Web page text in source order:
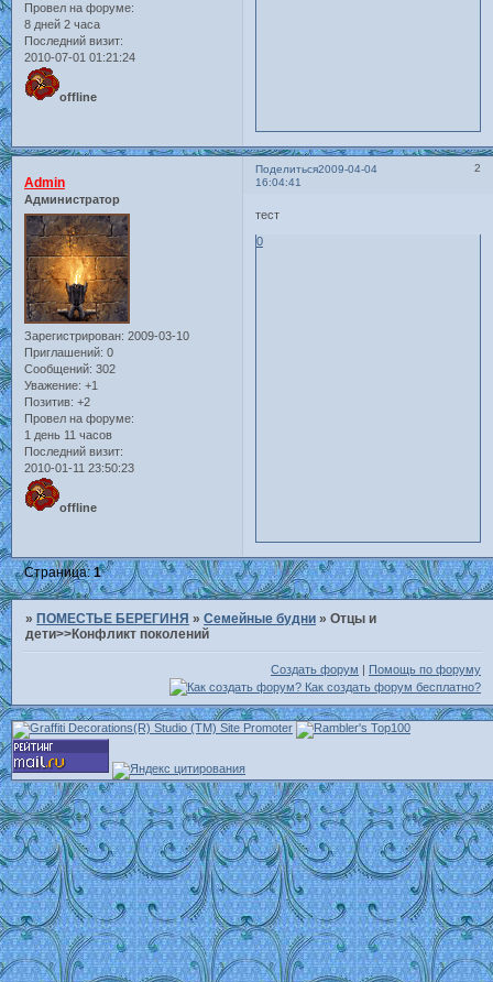
Провел на форуме:
8 дней 2 часа
Последний визит:
2010-07-01 01:21:24
offline
Поделиться 2
2009-04-04
16:04:41
Admin
Администратор
Зарегистрирован: 2009-03-10
Приглашений: 0
Сообщений: 302
Уважение: +1
Позитив: +2
Провел на форуме:
1 день 11 часов
Последний визит:
2010-01-11 23:50:23
offline
тест
0
Страница:1
» ПОМЕСТЬЕ БЕРЕГИНЯ »Семейные будни »Отцы и
дети>>Конфликт поколений
Создать форум | Помощь по форуму